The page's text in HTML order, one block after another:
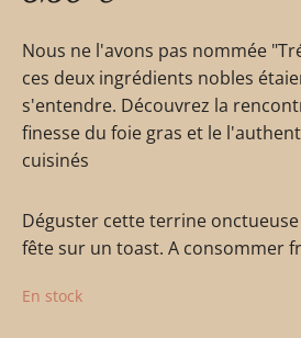
Nous ne l'avons pas nommée
ces deux ingrédients nobles
s'entendre. Découvrez la
finesse du foie gras et le
cuisinés
Déguster cette terrine
fête sur un toast. A consommer
En stock